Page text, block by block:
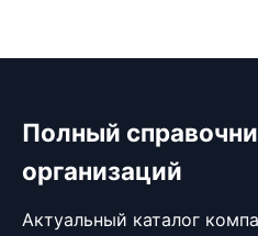
Полный
организаций
Актуальный каталог